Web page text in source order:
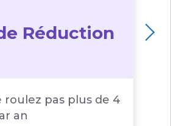
Réduction
roulez pas plus de 4
an